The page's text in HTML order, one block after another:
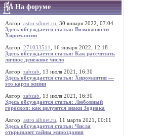
На форуме
Автор: astro.sibnet.ru , 30 января 2022, 07:04
Здесь обсуждается статья: Возможности
Хиромантии
Автор: 271033511
, 16 января 2022, 12:18
Здесь обсуждается статья: Как рассчитать
личное денежное число
Автор: zabzab , 13 июля 2021, 16:30
Здесь обсуждается статья: Хиромантия —
это карта жизни
Автор: zabzab , 13 июля 2021, 16:30
Здесь обсуждается статья: Любовный
гороскоп: как целуются знаки Зодиака
Автор: astro.sibnet.ru , 11 марта 2021, 00:11
Здесь обсуждается статья: Числа
открывают тайны мироздания